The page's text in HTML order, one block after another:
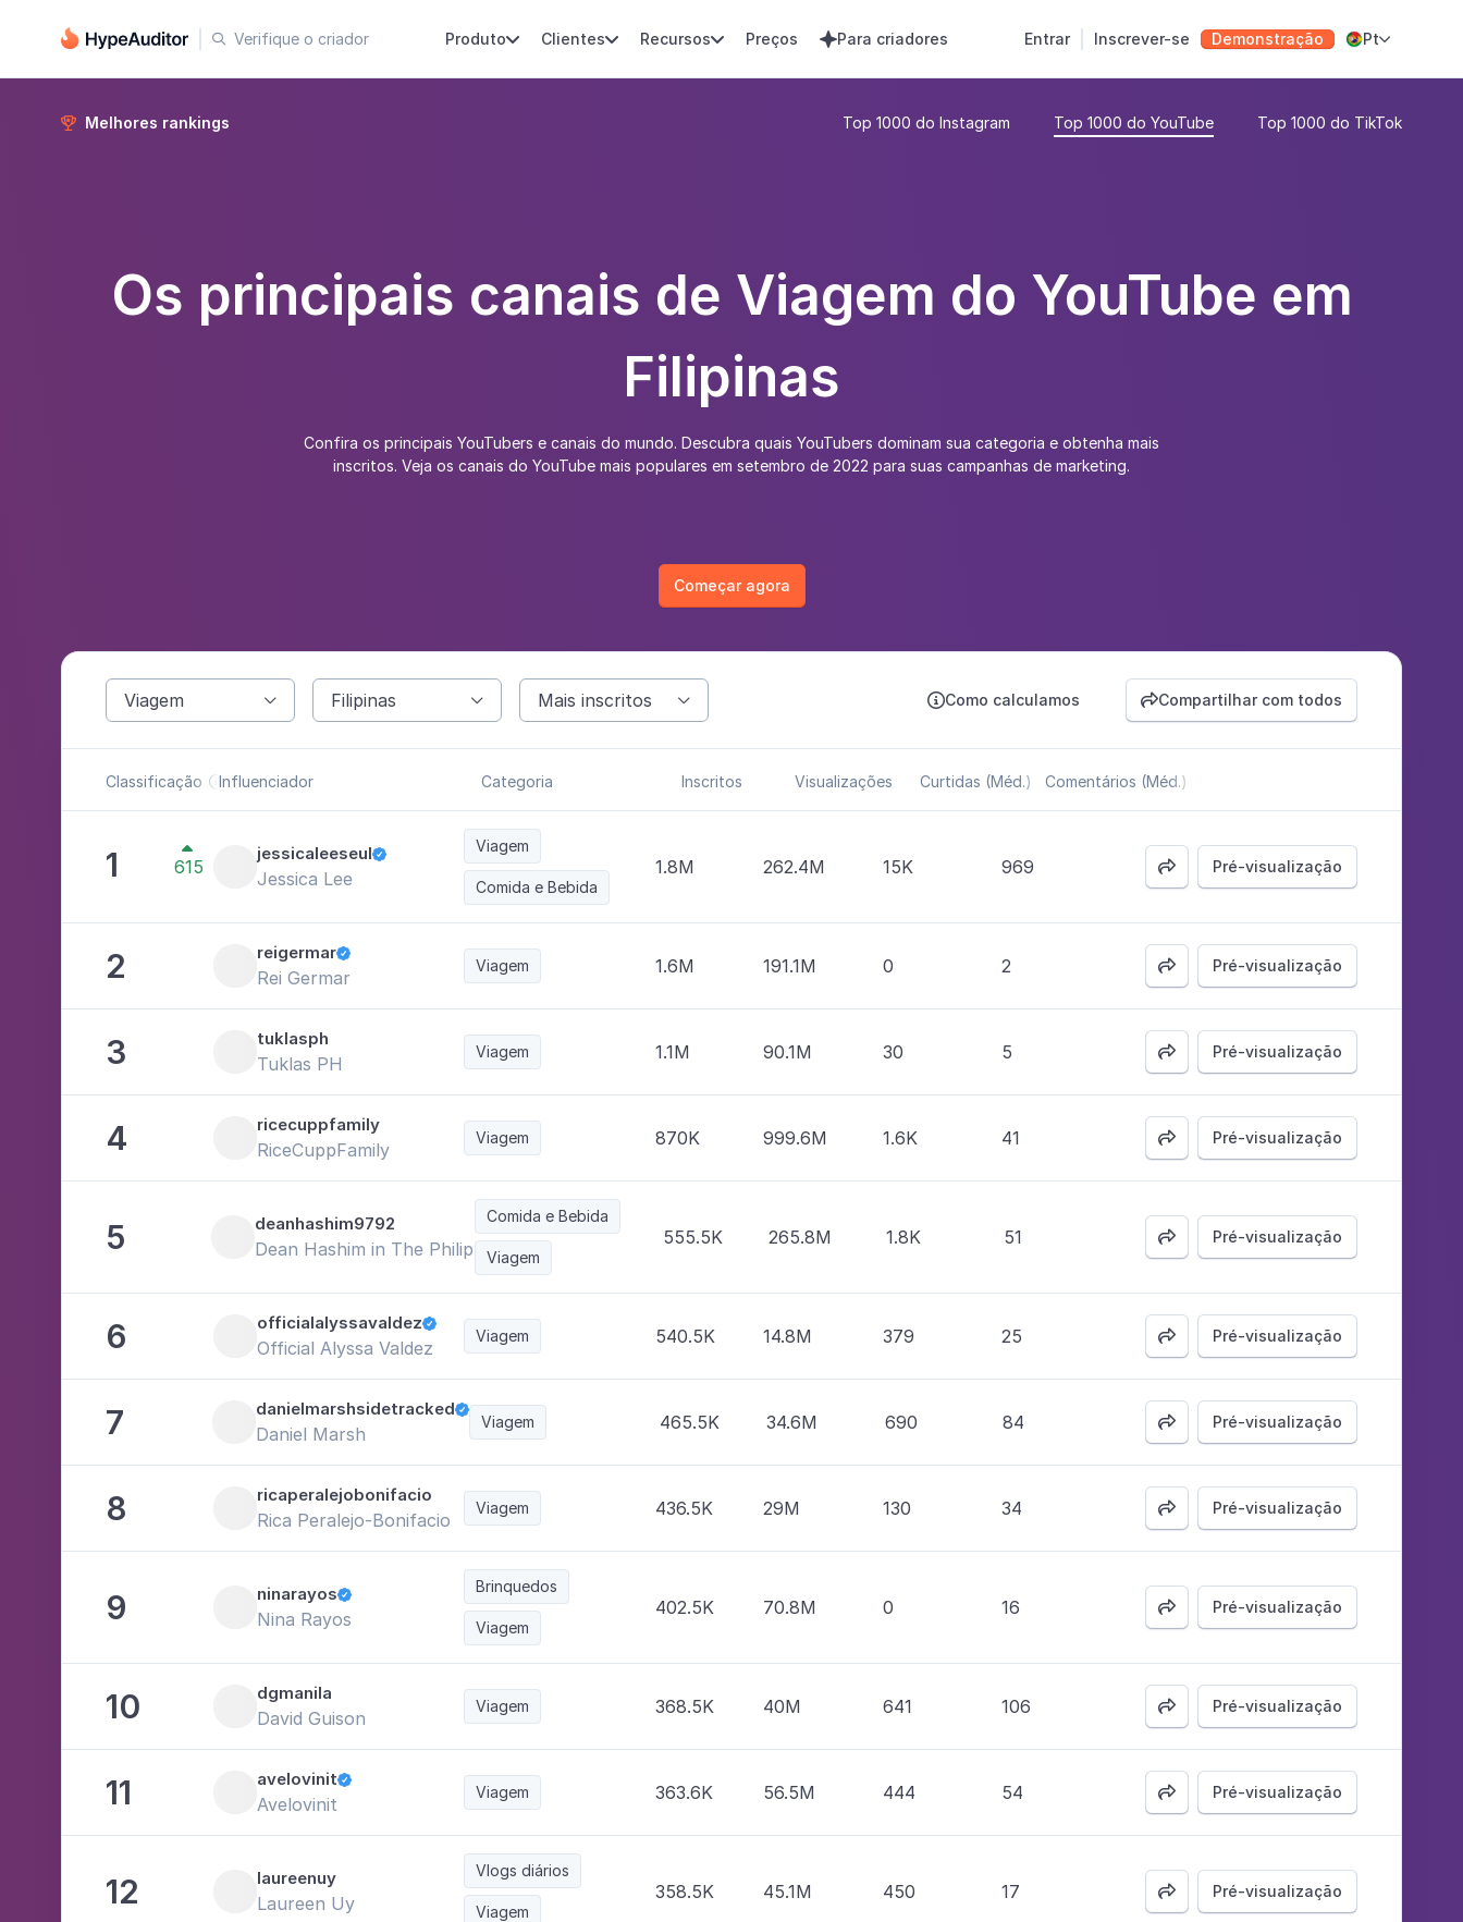
 Verifique o criador 
Produto 
Clientes 
Recursos Preços Para criadores Entrar Inscrever-se Demonstração Pt
 Melhores rankings Top 1000 do Instagram Top 1000 do YouTube Top 1000 do TikTok
Os principais canais de Viagem do YouTube em
Filipinas
Confira os principais YouTubers e canais do mundo. Descubra quais YouTubers dominam sua categoria e obtenha mais
inscritos. Veja os canais do YouTube mais populares em setembro de 2022 para suas campanhas de marketing.
Começar agora
Viagem  Filipinas  Mais inscritos  Como calculamos Compartilhar com todos
Classificação Influenciador Categoria Inscritos Visualizações Curtidas (Méd.) Comentários (Méd.)
1 
615
jessicaleeseul
Jessica Lee
Viagem
Comida e Bebida
1.8M 262.4M 15K 969  Pré-visualização
2 reigermar
Rei Germar
Viagem 1.6M 191.1M 0 2  Pré-visualização
3 tuklasph
Tuklas PH
Viagem 1.1M 90.1M 30 5  Pré-visualização
4 ricecuppfamily
RiceCuppFamily
Viagem 870K 999.6M 1.6K 41  Pré-visualização
5 deanhashim9792
Dean Hashim in The Philippines
Comida e Bebida
Viagem
555.5K 265.8M 1.8K 51  Pré-visualização
6 officialalyssavaldez
Official Alyssa Valdez
Viagem 540.5K 14.8M 379 25  Pré-visualização
7 danielmarshsidetracked
Daniel Marsh
Viagem 465.5K 34.6M 690 84  Pré-visualização
8 ricaperalejobonifacio
Rica Peralejo-Bonifacio
Viagem 436.5K 29M 130 34  Pré-visualização
9 ninarayos
Nina Rayos
Brinquedos
Viagem
402.5K 70.8M 0 16  Pré-visualização
10 dgmanila
David Guison
Viagem 368.5K 40M 641 106  Pré-visualização
11 avelovinit
Avelovinit
Viagem 363.6K 56.5M 444 54  Pré-visualização
12 laureenuy
Laureen Uy
Vlogs diários
Viagem
358.5K 45.1M 450 17  Pré-visualização